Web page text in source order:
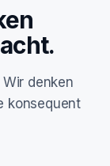
denken
konsequent